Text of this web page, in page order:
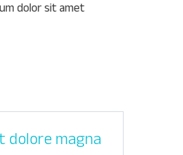
dolor sit amet
dolore magna